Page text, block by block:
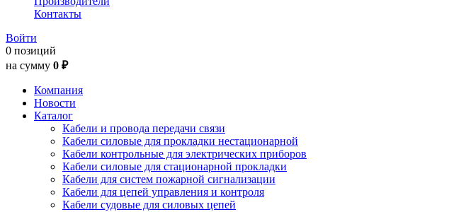
Контакты
Войти
0 позиций
на сумму 0 ₽
Компания
Новости
Каталог
Кабели и провода передачи связи
Кабели силовые для прокладки нестационарной
Кабели контрольные для электрических приборов
Кабели силовые для стационарной прокладки
Кабели для систем пожарной сигнализации
Кабели для цепей управления и контроля
Кабели судовые для силовых цепей